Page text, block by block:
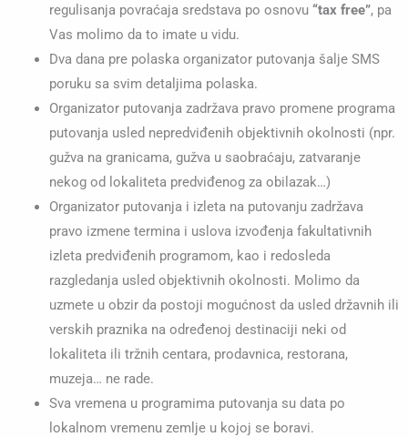
regulisanja povraćaja sredstava po osnovu “tax free”, pa
Vas molimo da to imate u vidu.
Dva dana pre polaska organizator putovanja šalje SMS
poruku sa svim detaljima polaska.
Organizator putovanja zadržava pravo promene programa
putovanja usled nepredviđenih objektivnih okolnosti (npr.
gužva na granicama, gužva u saobraćaju, zatvaranje
nekog od lokaliteta predviđenog za obilazak…)
Organizator putovanja i izleta na putovanju zadržava
pravo izmene termina i uslova izvođenja fakultativnih
izleta predviđenih programom, kao i redosleda
razgledanja usled objektivnih okolnosti. Molimo da
uzmete u obzir da postoji mogućnost da usled državnih ili
verskih praznika na određenoj destinaciji neki od
lokaliteta ili tržnih centara, prodavnica, restorana,
muzeja… ne rade.
Sva vremena u programima putovanja su data po
lokalnom vremenu zemlje u kojoj se boravi.